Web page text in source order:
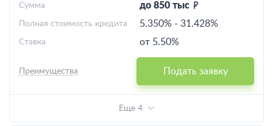
до 850 тыс
Cумма
5.350% - 31.428%
Полная стоимость кредита
от 5.50%
Ставка
Подать заявку
Преимущества
Еще 4